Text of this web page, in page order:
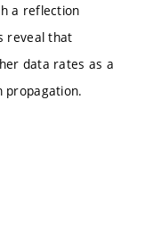
a reflection
reveal that
data rates as a